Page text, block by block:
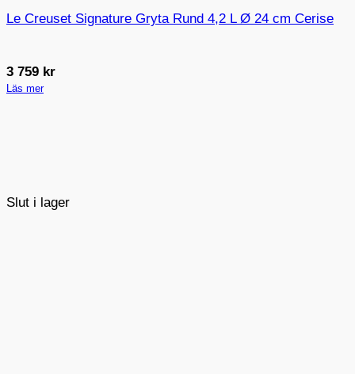
Slut i lager
Le Creuset Signature Gryta Rund 4,2 L Ø 24 cm Cerise
3 759 kr
Läs mer